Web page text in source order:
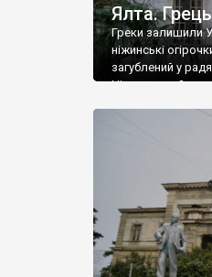
Ялта.
Греки залишили
ніжинські
загублений у
Ніжин греки?